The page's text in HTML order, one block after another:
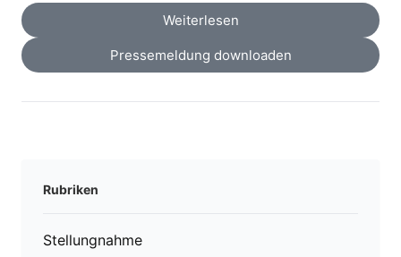
Weiterlesen
Pressemeldung downloaden
Rubriken
Stellungnahme